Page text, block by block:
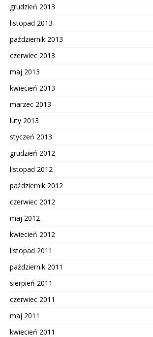
grudzień 2013
listopad 2013
październik 2013
czerwiec 2013
maj 2013
kwiecień 2013
marzec 2013
luty 2013
styczeń 2013
grudzień 2012
listopad 2012
październik 2012
czerwiec 2012
maj 2012
kwiecień 2012
listopad 2011
październik 2011
sierpień 2011
czerwiec 2011
maj 2011
kwiecień 2011